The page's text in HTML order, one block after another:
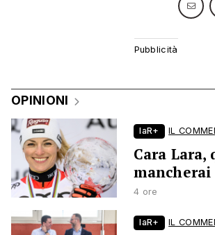
OPINIONI
laR+ IL
Cara
mancherai
4 ore
laR+ IL